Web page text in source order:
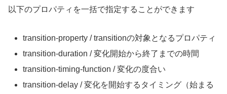
以下のプロパティを一括で指定することができます
transition-property / transitionの対象となるプロパティ
transition-duration / 変化開始から終了までの時間
transition-timing-function / 変化の度合い
transition-delay / 変化を開始するタイミング（始まる